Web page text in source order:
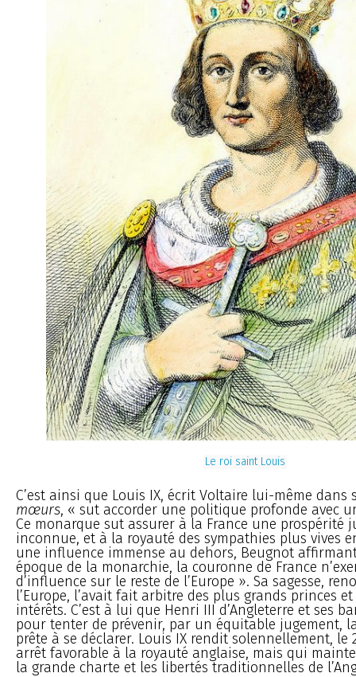
Le roi saint Louis
C’est ainsi que Louis IX, écrit Voltaire lui-même dans
mœurs, « sut accorder une politique profonde avec
Ce monarque sut assurer à la France une prospérité
inconnue, et à la royauté des sympathies plus vives
une influence immense au dehors, Beugnot
époque de la monarchie, la couronne de France
d’influence sur le reste de l’Europe ». Sa sagesse,
l’Europe, l’avait fait arbitre des plus grands princes
intérêts. C’est à lui que Henri III d’Angleterre et ses
pour tenter de prévenir, par un équitable jugement,
prête à se déclarer. Louis IX rendit solennellement, le
arrêt favorable à la royauté anglaise, mais qui
la grande charte et les libertés traditionnelles de